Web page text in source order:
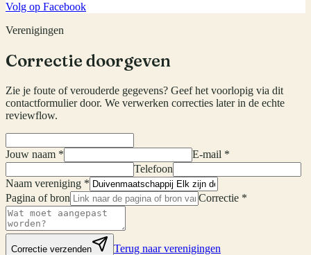
Volg op Facebook
Verenigingen
Correctie doorgeven
Zie je foute of verouderde gegevens? Geef het voorlopig via dit
contactformulier door. We verwerken correcties later in de echte
reviewflow.
Jouw naam *
E-mail *
Telefoon
Naam vereniging *
Pagina of bron
Correctie *
Correctie verzenden Terug naar verenigingen